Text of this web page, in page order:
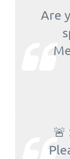
Are
🚨